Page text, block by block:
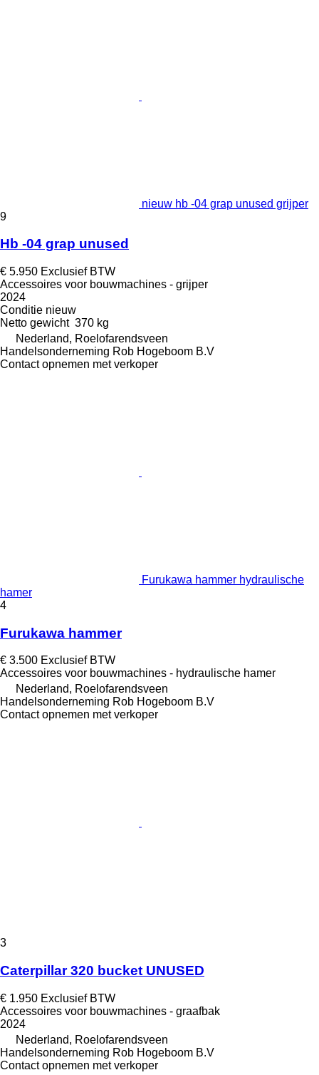
nieuw hb -04 grap unused grijper
9
Hb -04 grap unused
€ 5.950 Exclusief BTW
Accessoires voor bouwmachines - grijper
2024
Conditie nieuw
Netto gewicht 370 kg
Nederland, Roelofarendsveen
Handelsonderneming Rob Hogeboom B.V
Contact opnemen met verkoper
Furukawa hammer hydraulische
hamer
4
Furukawa hammer
€ 3.500 Exclusief BTW
Accessoires voor bouwmachines - hydraulische hamer
Nederland, Roelofarendsveen
Handelsonderneming Rob Hogeboom B.V
Contact opnemen met verkoper
3
Caterpillar 320 bucket UNUSED
€ 1.950 Exclusief BTW
Accessoires voor bouwmachines - graafbak
2024
Nederland, Roelofarendsveen
Handelsonderneming Rob Hogeboom B.V
Contact opnemen met verkoper